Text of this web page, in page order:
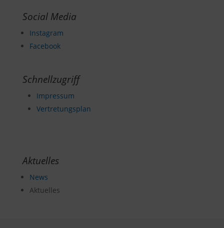
Social Media
Instagram
Facebook
Schnellzugriff
Impressum
Vertretungsplan
Aktuelles
News
Aktuelles